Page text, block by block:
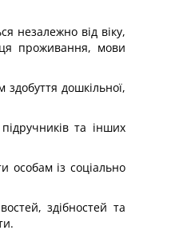
незалежно від віку,
проживання, мови
дошкільної,
та інших
особам із соціально
здібностей та